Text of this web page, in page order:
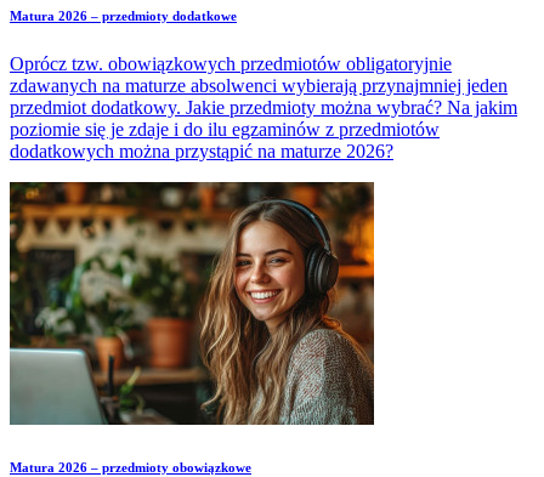
Matura 2026 – przedmioty dodatkowe
Oprócz tzw. obowiązkowych przedmiotów obligatoryjnie
zdawanych na maturze absolwenci wybierają przynajmniej jeden
przedmiot dodatkowy. Jakie przedmioty można wybrać? Na jakim
poziomie się je zdaje i do ilu egzaminów z przedmiotów
dodatkowych można przystąpić na maturze 2026?
Matura 2026 – przedmioty obowiązkowe